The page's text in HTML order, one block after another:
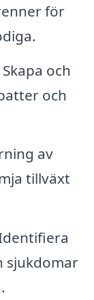
för
Skapa och
och
av
tillväxt
sjukdomar